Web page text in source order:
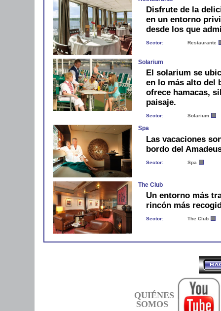
Disfrute de la
en un entorno
desde los que
Sector: Restaurante
Solarium
El solarium se
en lo más alto del
ofrece hamacas,
paisaje.
Sector: Solarium
Spa
Las vacaciones
bordo del
Sector: Spa
The Club
Un entorno más
rincón más
Sector: The Club
QUIÉNES
SOMOS